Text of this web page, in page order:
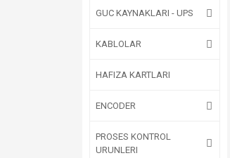
GUC KAYNAKLARI - UPS
KABLOLAR
HAFIZA KARTLARI
ENCODER
PROSES KONTROL
URUNLERI